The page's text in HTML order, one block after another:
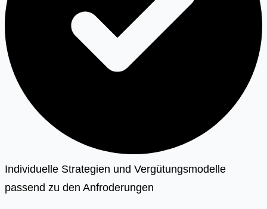
Individuelle Strategien und Vergütungsmodelle
passend zu den Anfroderungen